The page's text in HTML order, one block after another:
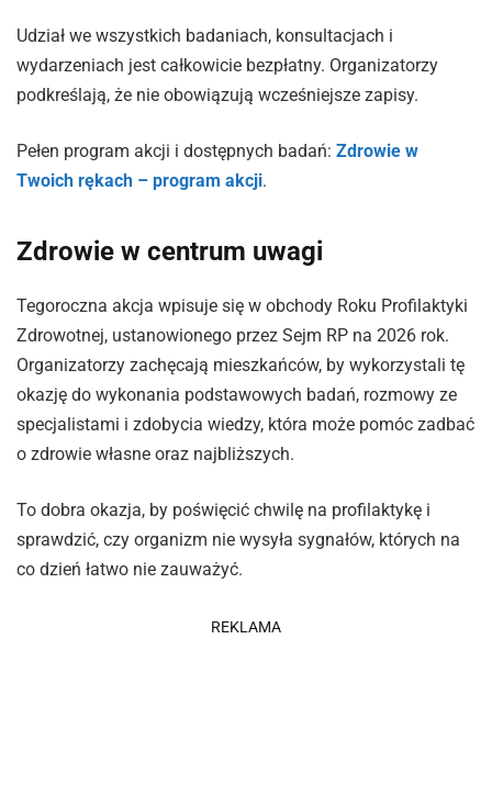
Udział we wszystkich badaniach, konsultacjach i
wydarzeniach jest całkowicie bezpłatny. Organizatorzy
podkreślają, że nie obowiązują wcześniejsze zapisy.
Pełen program akcji i dostępnych badań: Zdrowie w
Twoich rękach – program akcji.
Zdrowie w centrum uwagi
Tegoroczna akcja wpisuje się w obchody Roku Profilaktyki
Zdrowotnej, ustanowionego przez Sejm RP na 2026 rok.
Organizatorzy zachęcają mieszkańców, by wykorzystali tę
okazję do wykonania podstawowych badań, rozmowy ze
specjalistami i zdobycia wiedzy, która może pomóc zadbać
o zdrowie własne oraz najbliższych.
To dobra okazja, by poświęcić chwilę na profilaktykę i
sprawdzić, czy organizm nie wysyła sygnałów, których na
co dzień łatwo nie zauważyć.
REKLAMA